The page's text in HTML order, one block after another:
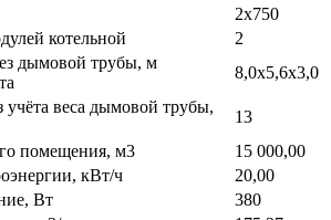
2х750
котельной
2
дымовой трубы, м
8,0х5,6х3,0
учёта веса дымовой трубы,
13
помещения, м3
15 000,00
кВт/ч
20,00
Вт
380